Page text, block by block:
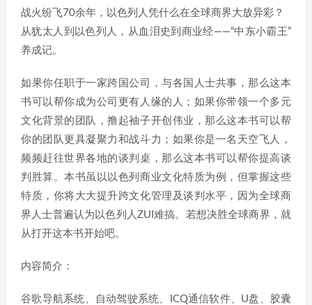
战火纷飞70余年，以色列人凭什么在全球商界大放异彩？
从犹太人到以色列人，从血泪史到商业经——“中东小霸王”
养成记。
如果你任职于一家跨国公司，与各国人士共事，那么这本
书可以帮你成为公司更有人缘的人；如果你带领一个多元
文化背景的团队，撸起袖子开创伟业，那么这本书可以帮
你的团队更具凝聚力和战斗力；如果你是一名天空飞人，
频频赶往世界各地的谈判桌，那么这本书可以帮你提高谈
判胜算。本书虽以以色列商业文化特质为例，但掌握这些
特质，你将大大提升跨文化管理及谈判水平，因为全球商
界人士普遍认为以色列人ZUI难搞。若想决胜全球商界，就
从打开这本书开始吧。
内容简介：
谷歌导航系统、自动驾驶系统、ICQ通信软件、U盘、胶囊